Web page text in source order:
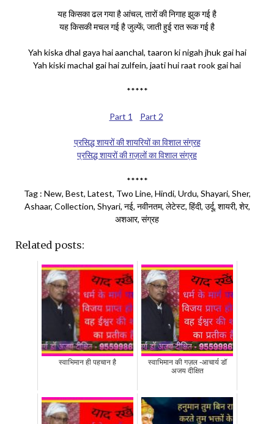
यह किसका ढल गया है आंचल, तारों की निगाह झुक गई है
यह किसकी मचल गई है जुल्फें, जाती हुई रात रूक गई है
Yah kiska dhal gaya hai aanchal, taaron ki nigah jhuk gai hai
Yah kiski machal gai hai zulfein, jaati hui raat rook gai hai
*****
Part 1 Part 2
प्रसिद्ध शायरों की शायरियों का विशाल संग्रह
प्रसिद्ध शायरों की ग़ज़लों का विशाल संग्रह
*****
Tag : New, Best, Latest, Two Line, Hindi, Urdu, Shayari, Sher,
Ashaar, Collection, Shyari, नई, नवीनतम, लेटेस्ट, हिंदी, उर्दू, शायरी, शेर,
अशआर, संग्रह
Related posts:
स्वाभिमान ही पहचान है
स्वाभिमान की गज़ल -आचार्य डॉ
अजय दीक्षित